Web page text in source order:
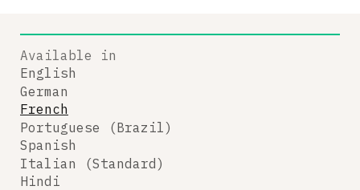
Available in
English
German
French
Portuguese (Brazil)
Spanish
Italian (Standard)
Hindi